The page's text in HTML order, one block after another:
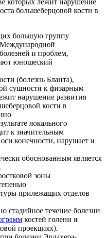
которых лежит нарушение
большеберцовой кости в
большую группу
Международной
и проблем,
юношеский
(болезнь Бланта),
сущности к физарным
нарушение развития
кости в
локального
к значительным
конечности, нарушает и
обоснованным является
зоны
прилежащих отделов
стадийное течение болезни
костей голени и
проекциях).